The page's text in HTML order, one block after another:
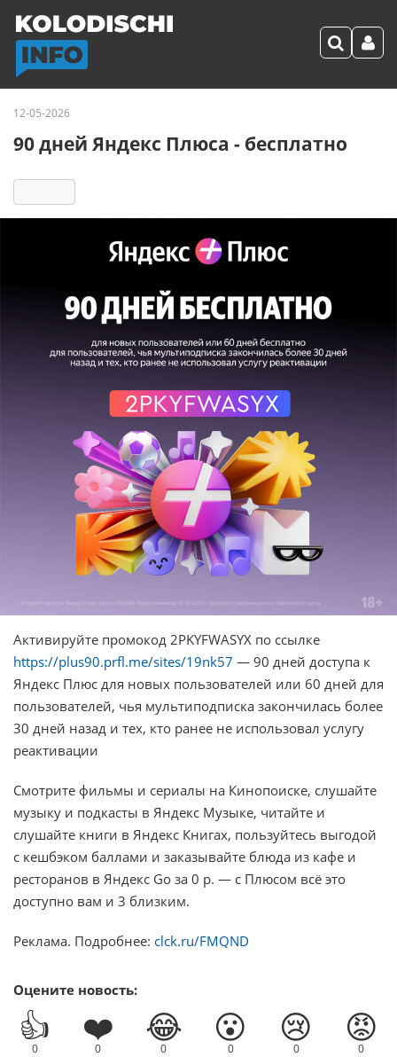
12-05-2026
90 дней Яндекс Плюса - бесплатно
Активируйте промокод 2PKYFWASYX по ссылке
https://plus90.prfl.me/sites/19nk57 — 90 дней доступа к
Яндекс Плюс для новых пользователей или 60 дней для
пользователей, чья мультиподписка закончилась более
30 дней назад и тех, кто ранее не использовал услугу
реактивации
Смотрите фильмы и сериалы на Кинопоиске, слушайте
музыку и подкасты в Яндекс Музыке, читайте и
слушайте книги в Яндекс Книгах, пользуйтесь выгодой
с кешбэком баллами и заказывайте блюда из кафе и
ресторанов в Яндекс Go за 0 р. — с Плюсом всё это
доступно вам и 3 близким.
Реклама. Подробнее: clck.ru/FMQND
Оцените новость:
👍
0
❤️
0
😂
0
😮
0
😢
0
😡
0